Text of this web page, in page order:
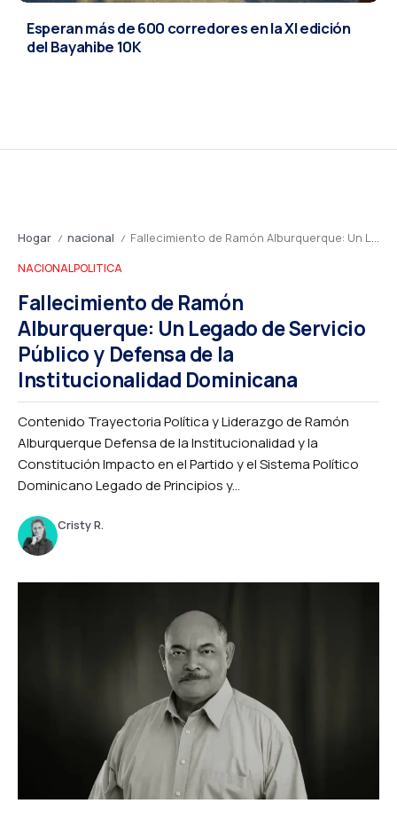
Esperan más de 600 corredores en la XI edición
del Bayahibe 10K
Hogar / nacional / Fallecimiento de Ramón Alburquerque: Un Legado de Servicio Público y Defensa de la Institucionalidad Dominicana
NACIONALPOLITICA
Fallecimiento de Ramón
Alburquerque: Un Legado de Servicio
Público y Defensa de la
Institucionalidad Dominicana
Contenido Trayectoria Política y Liderazgo de Ramón
Alburquerque Defensa de la Institucionalidad y la
Constitución Impacto en el Partido y el Sistema Político
Dominicano Legado de Principios y...
Cristy R.